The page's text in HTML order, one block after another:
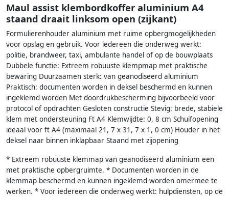
Maul assist klembordkoffer aluminium A4
staand draait linksom open (zijkant)
Formulierenhouder aluminium met ruime opbergmogelijkheden
voor opslag en gebruik. Voor iedereen die onderweg werkt:
politie, brandweer, taxi, ambulante handel of op de bouwplaats
Dubbele functie: Extreem robuuste klempmap met praktische
bewaring Duurzaamen sterk: van geanodiseerd aluminium
Praktisch: documenten worden in deksel beschermd en kunnen
ingeklemd worden Met doordrukbescherming bijvoorbeeld voor
protocol of opdrachten Gesloten constructie Stevig: brede, stabiele
klem met ondersteuning Ft A4 Klemwijdte: 0, 8 cm Schuifopening
ideaal voor ft A4 (maximaal 21, 7 x 31, 7 x 1, 0 cm) Houder in het
deksel naar binnen inklapbaar Staand met zijopening
* Extreem robuuste klemmap van geanodiseerd aluminium een
met praktische opbergruimte. * Documenten worden in de
klemmap beschermd en kunnen ingeklemd worden omermee te
werken. * Voor iedereen die onderweg werkt: hulpdiensten, op de